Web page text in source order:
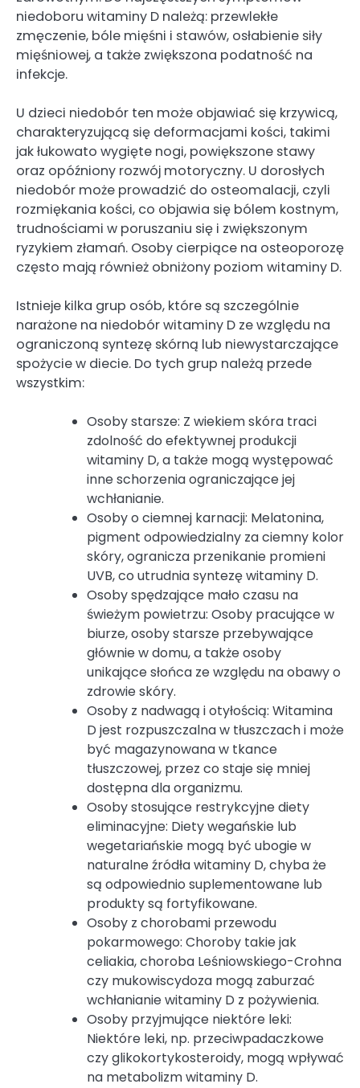
niedoboru witaminy D należą: przewlekłe
zmęczenie, bóle mięśni i stawów, osłabienie siły
mięśniowej, a także zwiększona podatność na
infekcje.
U dzieci niedobór ten może objawiać się krzywicą,
charakteryzującą się deformacjami kości, takimi
jak łukowato wygięte nogi, powiększone stawy
oraz opóźniony rozwój motoryczny. U dorosłych
niedobór może prowadzić do osteomalacji, czyli
rozmiękania kości, co objawia się bólem kostnym,
trudnościami w poruszaniu się i zwiększonym
ryzykiem złamań. Osoby cierpiące na osteoporozę
często mają również obniżony poziom witaminy D.
Istnieje kilka grup osób, które są szczególnie
narażone na niedobór witaminy D ze względu na
ograniczoną syntezę skórną lub niewystarczające
spożycie w diecie. Do tych grup należą przede
wszystkim:
Osoby starsze: Z wiekiem skóra traci
zdolność do efektywnej produkcji
witaminy D, a także mogą występować
inne schorzenia ograniczające jej
wchłanianie.
Osoby o ciemnej karnacji: Melatonina,
pigment odpowiedzialny za ciemny kolor
skóry, ogranicza przenikanie promieni
UVB, co utrudnia syntezę witaminy D.
Osoby spędzające mało czasu na
świeżym powietrzu: Osoby pracujące w
biurze, osoby starsze przebywające
głównie w domu, a także osoby
unikające słońca ze względu na obawy o
zdrowie skóry.
Osoby z nadwagą i otyłością: Witamina
D jest rozpuszczalna w tłuszczach i może
być magazynowana w tkance
tłuszczowej, przez co staje się mniej
dostępna dla organizmu.
Osoby stosujące restrykcyjne diety
eliminacyjne: Diety wegańskie lub
wegetariańskie mogą być ubogie w
naturalne źródła witaminy D, chyba że
są odpowiednio suplementowane lub
produkty są fortyfikowane.
Osoby z chorobami przewodu
pokarmowego: Choroby takie jak
celiakia, choroba Leśniowskiego-Crohna
czy mukowiscydoza mogą zaburzać
wchłanianie witaminy D z pożywienia.
Osoby przyjmujące niektóre leki:
Niektóre leki, np. przeciwpadaczkowe
czy glikokortykosteroidy, mogą wpływać
na metabolizm witaminy D.